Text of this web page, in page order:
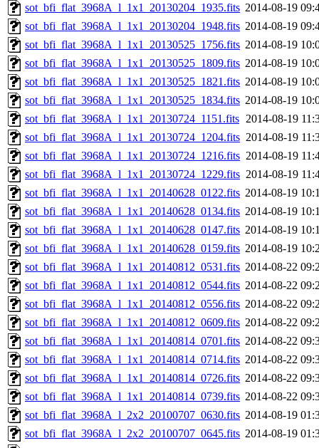
sot_bfi_flat_3968A_l_1x1_20130204_1935.fits 2014-08-19
sot_bfi_flat_3968A_l_1x1_20130204_1948.fits 2014-08-19
sot_bfi_flat_3968A_l_1x1_20130525_1756.fits 2014-08-19
sot_bfi_flat_3968A_l_1x1_20130525_1809.fits 2014-08-19
sot_bfi_flat_3968A_l_1x1_20130525_1821.fits 2014-08-19
sot_bfi_flat_3968A_l_1x1_20130525_1834.fits 2014-08-19
sot_bfi_flat_3968A_l_1x1_20130724_1151.fits 2014-08-19
sot_bfi_flat_3968A_l_1x1_20130724_1204.fits 2014-08-19
sot_bfi_flat_3968A_l_1x1_20130724_1216.fits 2014-08-19
sot_bfi_flat_3968A_l_1x1_20130724_1229.fits 2014-08-19
sot_bfi_flat_3968A_l_1x1_20140628_0122.fits 2014-08-19
sot_bfi_flat_3968A_l_1x1_20140628_0134.fits 2014-08-19
sot_bfi_flat_3968A_l_1x1_20140628_0147.fits 2014-08-19
sot_bfi_flat_3968A_l_1x1_20140628_0159.fits 2014-08-19
sot_bfi_flat_3968A_l_1x1_20140812_0531.fits 2014-08-22
sot_bfi_flat_3968A_l_1x1_20140812_0544.fits 2014-08-22
sot_bfi_flat_3968A_l_1x1_20140812_0556.fits 2014-08-22
sot_bfi_flat_3968A_l_1x1_20140812_0609.fits 2014-08-22
sot_bfi_flat_3968A_l_1x1_20140814_0701.fits 2014-08-22
sot_bfi_flat_3968A_l_1x1_20140814_0714.fits 2014-08-22
sot_bfi_flat_3968A_l_1x1_20140814_0726.fits 2014-08-22
sot_bfi_flat_3968A_l_1x1_20140814_0739.fits 2014-08-22
sot_bfi_flat_3968A_l_2x2_20100707_0630.fits 2014-08-19
sot_bfi_flat_3968A_l_2x2_20100707_0645.fits 2014-08-19